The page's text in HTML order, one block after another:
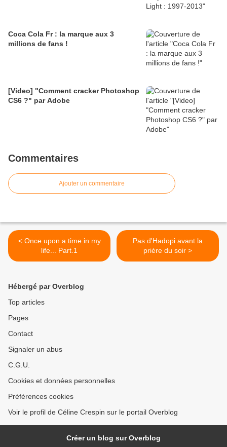
Coca Cola Fr : la marque aux 3
millions de fans !
[Video] "Comment cracker Photoshop
CS6 ?" par Adobe
Commentaires
Ajouter un commentaire
< Once upon a time in my
life... Part.1
Pas d'Hadopi avant la
prière du soir >
Hébergé par Overblog
Top articles
Pages
Contact
Signaler un abus
C.G.U.
Cookies et données personnelles
Préférences cookies
Voir le profil de Céline Crespin sur le portail Overblog
Créer un blog sur Overblog